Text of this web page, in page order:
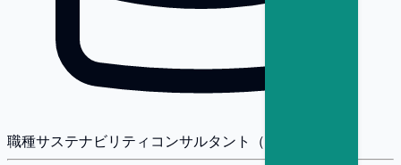
職種サステナビリティコンサルタント（戦略・変革）